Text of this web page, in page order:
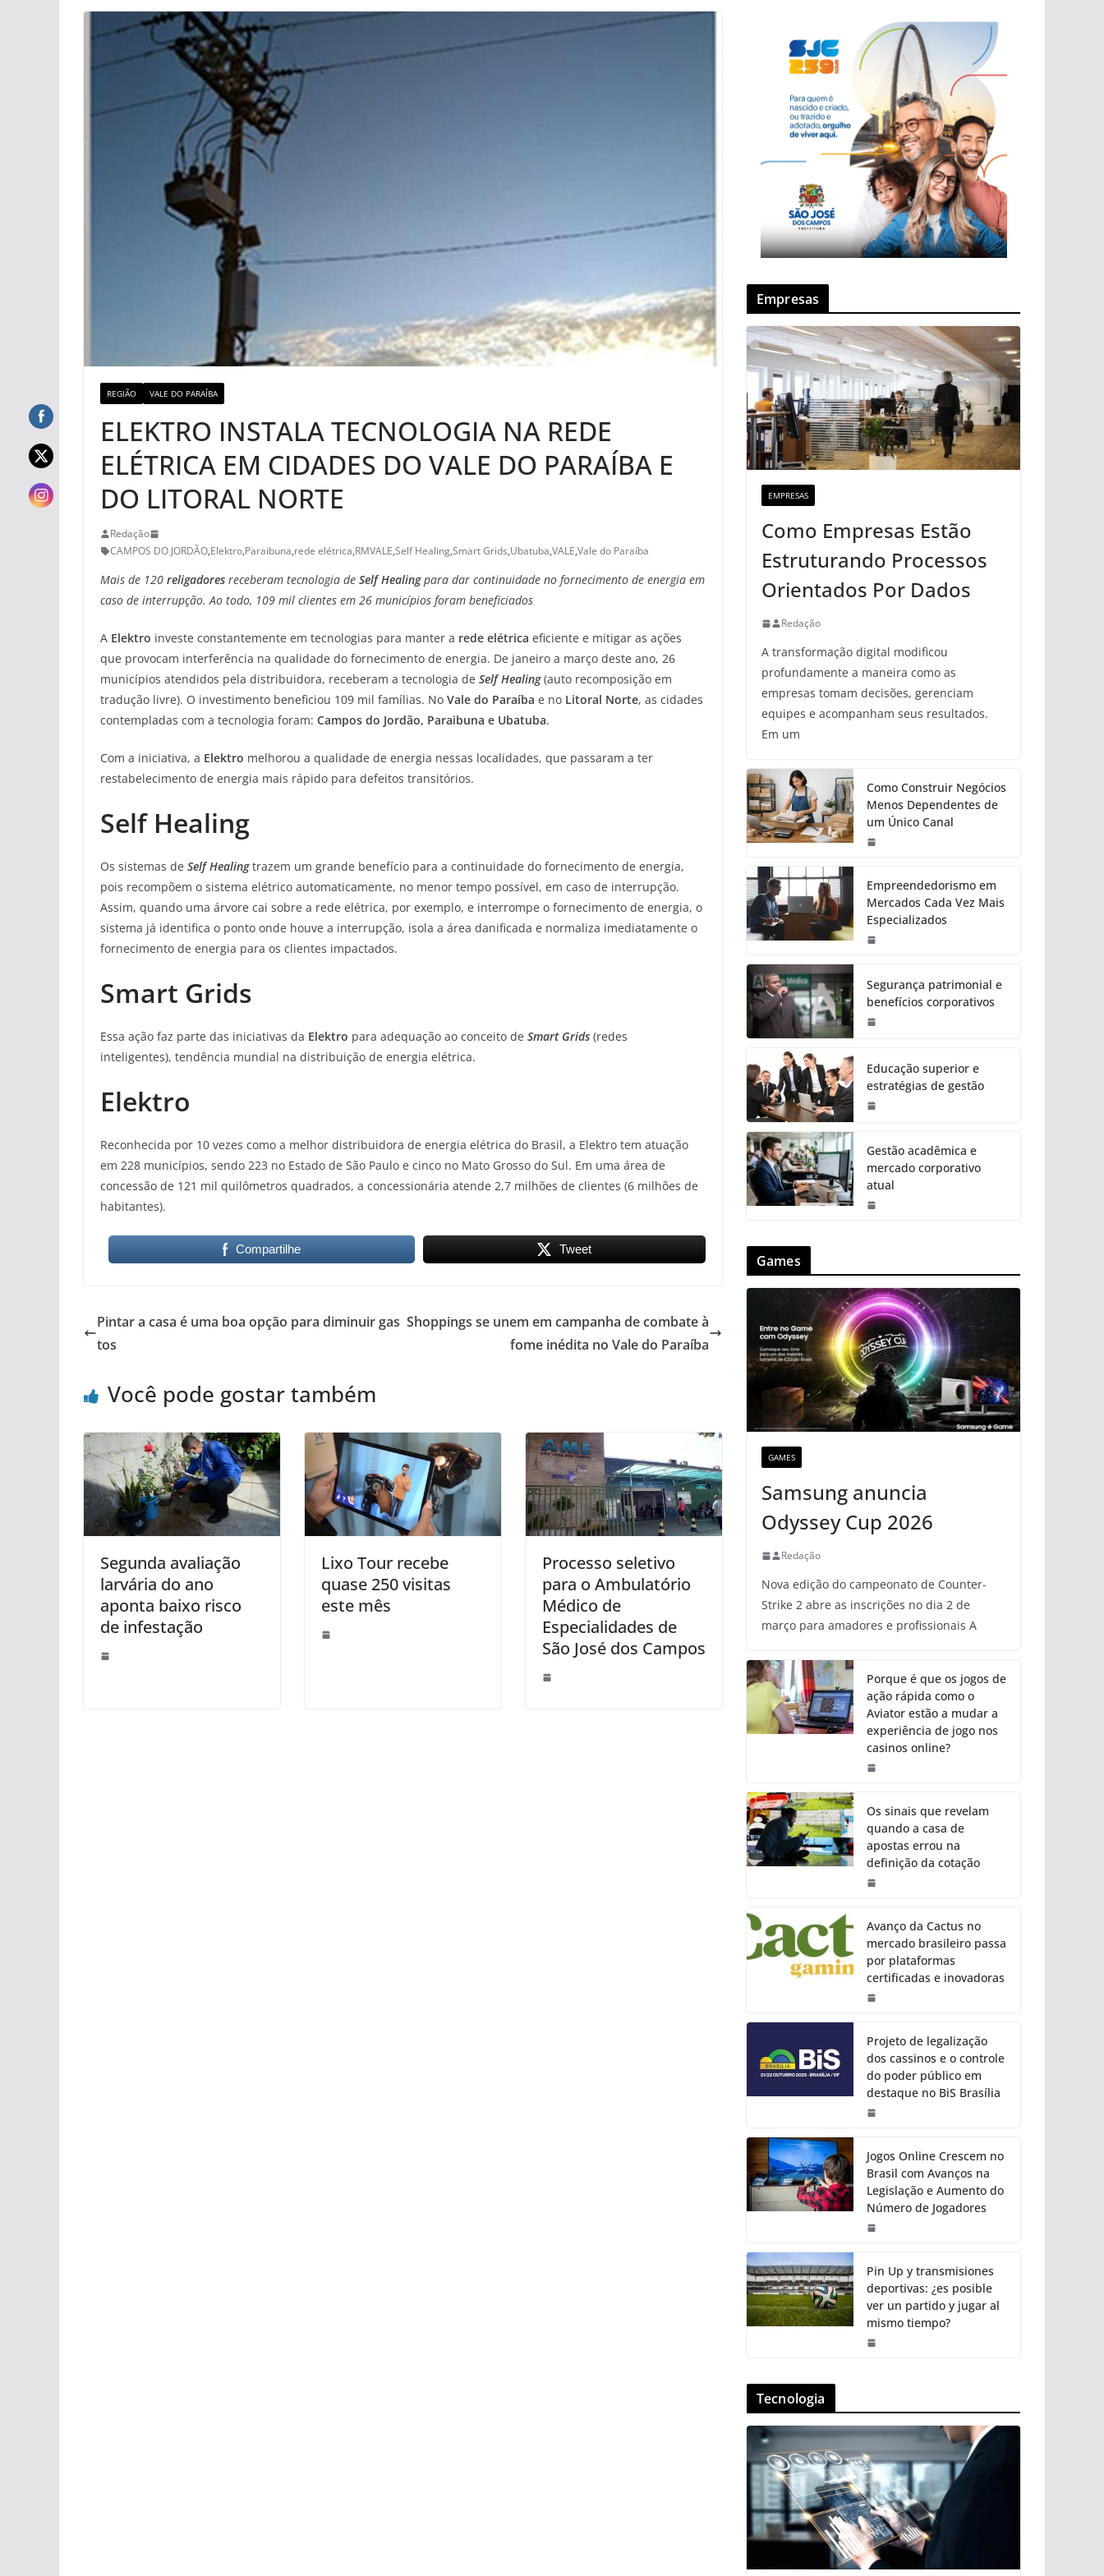
REGIÃO VALE DO PARAÍBA
ELEKTRO INSTALA TECNOLOGIA NA REDE
ELÉTRICA EM CIDADES DO VALE DO PARAÍBA E
DO LITORAL NORTE
Redação
CAMPOS DO JORDÃO,Elektro,Paraibuna,rede elétrica,RMVALE,Self Healing,Smart Grids,Ubatuba,VALE,Vale do Paraíba
Mais de 120 religadores receberam tecnologia de Self Healingpara dar continuidade no fornecimento de energia em
caso de interrupção. Ao todo, 109 mil clientes em 26 municípios foram beneficiados
A Elektro investe constantemente em tecnologias para manter a rede elétrica eficiente e mitigar as ações
que provocam interferência na qualidade do fornecimento de energia. De janeiro a março deste ano, 26
municípios atendidos pela distribuidora, receberam a tecnologia de Self Healing (auto recomposição em
tradução livre). O investimento beneficiou 109 mil famílias. No Vale do Paraíba e no Litoral Norte, as cidades
contempladas com a tecnologia foram: Campos do Jordão, Paraibuna e Ubatuba.
Com a iniciativa, a Elektro melhorou a qualidade de energia nessas localidades, que passaram a ter
restabelecimento de energia mais rápido para defeitos transitórios.
Self Healing
Os sistemas de Self Healingtrazem um grande benefício para a continuidade do fornecimento de energia,
pois recompõem o sistema elétrico automaticamente, no menor tempo possível, em caso de interrupção.
Assim, quando uma árvore cai sobre a rede elétrica, por exemplo, e interrompe o fornecimento de energia, o
sistema já identifica o ponto onde houve a interrupção, isola a área danificada e normaliza imediatamente o
fornecimento de energia para os clientes impactados.
Smart Grids
Essa ação faz parte das iniciativas da Elektro para adequação ao conceito de Smart Grids (redes
inteligentes), tendência mundial na distribuição de energia elétrica. ​​​
Elektro
Reconhecida por 10 vezes como a melhor distribuidora de energia elétrica do Brasil, a Elektro tem atuação
em 228 municípios, sendo 223 no Estado de São Paulo e cinco no Mato Grosso do Sul. Em uma área de
concessão de 121 mil quilômetros quadrados, a concessionária atende 2,7 milhões de clientes (6 milhões de
habitantes).
Compartilhe Tweet
Pintar a casa é uma boa opção para diminuir gas
tos
Shoppings se unem em campanha de combate à
fome inédita no Vale do Paraíba
Você pode gostar também
Segunda avaliação
larvária do ano
aponta baixo risco
de infestação
Lixo Tour recebe
quase 250 visitas
este mês
Processo seletivo
para o Ambulatório
Médico de
Especialidades de
São José dos Campos
Empresas
EMPRESAS
Como Empresas Estão
Estruturando Processos
Orientados Por Dados
Redação
A transformação digital modificou
profundamente a maneira como as
empresas tomam decisões, gerenciam
equipes e acompanham seus resultados.
Em um
Como Construir Negócios
Menos Dependentes de
um Único Canal
Empreendedorismo em
Mercados Cada Vez Mais
Especializados
Segurança patrimonial e
benefícios corporativos
Educação superior e
estratégias de gestão
Gestão acadêmica e
mercado corporativo
atual
Games
GAMES
Samsung anuncia
Odyssey Cup 2026
Redação
Nova edição do campeonato de Counter-
Strike 2 abre as inscrições no dia 2 de
março para amadores e profissionais A
Porque é que os jogos de
ação rápida como o
Aviator estão a mudar a
experiência de jogo nos
casinos online?
Os sinais que revelam
quando a casa de
apostas errou na
definição da cotação
Avanço da Cactus no
mercado brasileiro passa
por plataformas
certificadas e inovadoras
Projeto de legalização
dos cassinos e o controle
do poder público em
destaque no BiS Brasília
Jogos Online Crescem no
Brasil com Avanços na
Legislação e Aumento do
Número de Jogadores
Pin Up y transmisiones
deportivas: ¿es posible
ver un partido y jugar al
mismo tiempo?
Tecnologia